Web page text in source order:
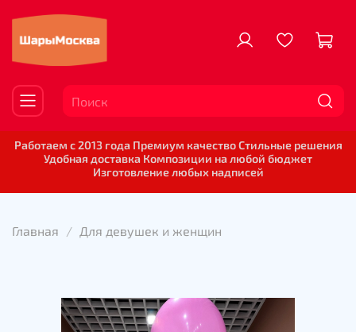
Работаем с 2013 года Премиум качество Стильные решения
Удобная доставка Композиции на любой бюджет
Изготовление любых надписей
Главная Для девушек и женщин